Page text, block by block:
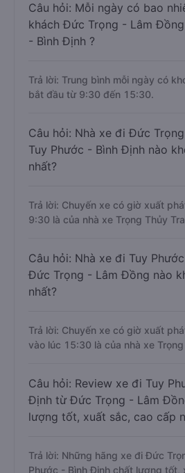
Câu hỏi: Mỗi ngày có bao
khách Đức Trọng - Lâm
- Bình Định ?
Trả lời: Trung bình mỗi ngày có
bắt đầu từ 9:30 đến 15:30.
Câu hỏi: Nhà xe đi Đức
Tuy Phước - Bình Định nào
nhất?
Trả lời: Chuyến xe có giờ xuất
9:30 là của nhà xe Trọng Thủy
Câu hỏi: Nhà xe đi Tuy
Đức Trọng - Lâm Đồng nào
nhất?
Trả lời: Chuyến xe có giờ xuất
vào lúc 15:30 là của nhà xe
Câu hỏi: Review xe đi Tuy
Định từ Đức Trọng - Lâm
lượng tốt, xuất sắc, cao cấp
Trả lời: Những hãng xe đi Đức
Phước - Bình Định chất lượng tốt,